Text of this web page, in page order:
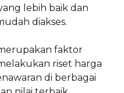
lebih baik dan
diakses.
faktor
riset harga
di berbagai